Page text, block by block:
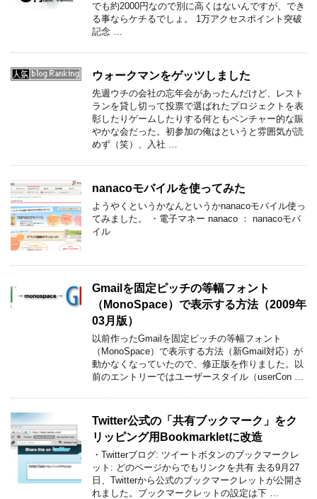
でも約2000円なので別に高くはないんですが、でき
る事ならケチるでしょ。 1万アクセスポイント突破
記念 …
ウォークマンをゲッツしました
先週ウチの会社の忘年会があったんだけど、レスト
ランを貸し切って投票で選ばれたプロジェクトを表
彰したりゲームしたりする何ともベンチャー的な賑
やかな会だった。初参加の俺はというと雰囲気が読
めず（笑）、入社 …
nanacoモバイルを使ってみた
ようやくというかなんというかnanacoモバイル使っ
てみました。 ・電子マネー nanaco ： nanacoモバ
イル
Gmailを固定ピッチの等幅フォント
（MonoSpace）で表示する方法（2009年
03月版）
以前作ったGmailを固定ピッチの等幅フォント
（MonoSpace）で表示する方法（新Gmail対応）が
動かなくなっていたので、修正版を作りました。以
前のエントリーではユーザースタイル（userCon …
Twitter公式の「共有ブックマーク」をク
リッピング用Bookmarkletに改造
・Twitterブログ: ツイートボタンのブックマークレ
ット: どのページからでもリンクを共有 去る9月27
日、Twitterから公式のブックマークレットが公開さ
れました。ブックマークレットの設定は下 …